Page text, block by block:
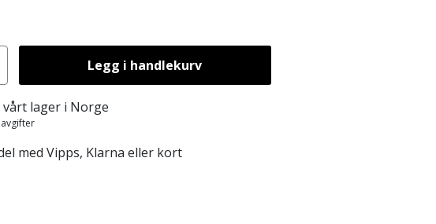
Legg i handlekurv
vårt lager i Norge
med Vipps, Klarna eller kort